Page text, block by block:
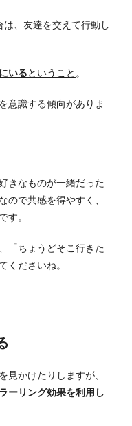
、友達を交えて行動し
いるということ 。
意識する傾向がありま
きなものが一緒だった
ので共感を得やすく、
です。
「ちょうどそこ行きた
くださいね。
見かけたりしますが、
ーリング効果を利用し